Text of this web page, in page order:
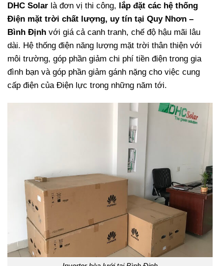
DHC Solar là đơn vị thi công, lắp đặt các hệ thống
Điện mặt trời chất lượng, uy tín tại Quy Nhơn –
Bình Định với giá cả canh tranh, chế độ hậu mãi lâu
dài. Hệ thống điện năng lượng mặt trời thân thiện với
môi trường, góp phần giảm chi phí tiền điện trong gia
đình bạn và góp phần giảm gánh nặng cho việc cung
cấp điện của Điện lực trong những năm tới.